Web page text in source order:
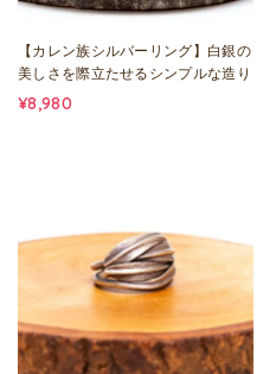
【カレン族シルバーリング】白銀の
美しさを際立たせるシンプルな造り
¥8,980